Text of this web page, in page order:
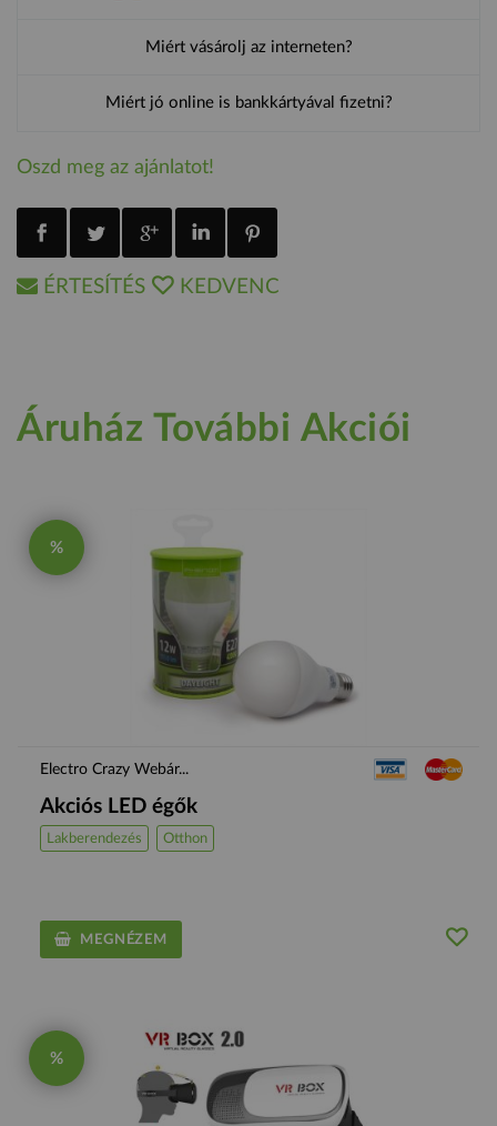
Miért vásárolj az interneten?
Miért jó online is bankkártyával fizetni?
Oszd meg az ajánlatot!
ÉRTESÍTÉS KEDVENC
Áruház További Akciói
%
Electro Crazy Webár...
Akciós LED égők
Lakberendezés Otthon
MEGNÉZEM
%